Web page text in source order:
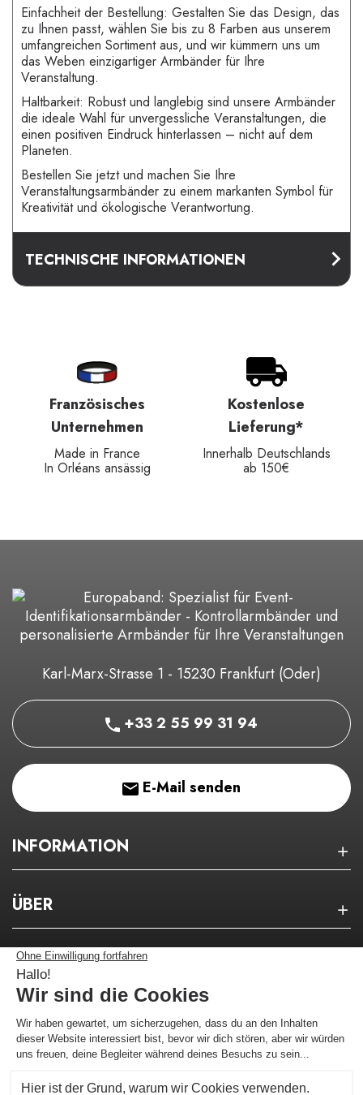
Einfachheit der Bestellung: Gestalten Sie das Design, das
zu Ihnen passt, wählen Sie bis zu 8 Farben aus unserem
umfangreichen Sortiment aus, und wir kümmern uns um
das Weben einzigartiger Armbänder für Ihre
Veranstaltung.
Haltbarkeit: Robust und langlebig sind unsere Armbänder
die ideale Wahl für unvergessliche Veranstaltungen, die
einen positiven Eindruck hinterlassen – nicht auf dem
Planeten.
Bestellen Sie jetzt und machen Sie Ihre
Veranstaltungsarmbänder zu einem markanten Symbol für
Kreativität und ökologische Verantwortung.
TECHNISCHE INFORMATIONEN
Französisches
Unternehmen
Made in France
In Orléans ansässig
Kostenlose
Lieferung*
Innerhalb Deutschlands
ab 150€
Karl-Marx-Strasse 1 - 15230 Frankfurt (Oder)
+33 2 55 99 31 94
E-Mail senden
INFORMATION
ÜBER
NEWSLETTER
Bleiben Sie über unsere guten Pläne auf dem
Laufenden!
Ich melde mich an !